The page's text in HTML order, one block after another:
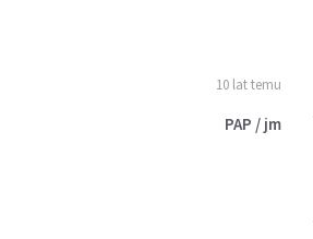
10 lat temu
PAP / jm